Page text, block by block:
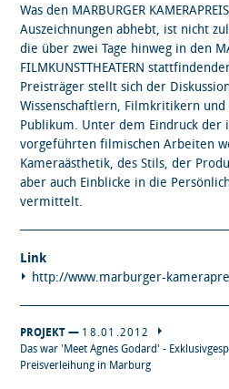
Was den MARBURGER
Auszeichnungen abhebt, ist nicht
die über zwei Tage hinweg in den
FILMKUNSTTHEATERN
Preisträger stellt sich der
Wissenschaftlern, Filmkritikern
Publikum. Unter dem Eindruck der
vorgeführten filmischen Arbeiten
Kameraästhetik, des Stils, der
aber auch Einblicke in die
vermittelt.
Link
http://www.marburger-
PROJEKT — 18.01.2012
Das war 'Meet Agnès Godard' -
Preisverleihung in Marburg